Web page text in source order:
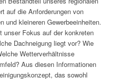
auf die Anforderungen von
und kleineren Gewerbeeinheiten.
unser Fokus auf der konkreten
Dachneigung liegt vor? Wie
Wetterverhältnisse
Aus diesen Informationen
das sowohl